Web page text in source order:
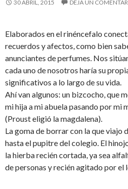
30 ABRIL, 2015 DEJA UN
Elaborados en el rinéncefalo
recuerdos y afectos, como bien
anunciantes de perfumes. Nos
cada uno de nosotros haría su
significativos a lo largo de su vida.
Ahí van algunos: un bizcocho, que
mi hija a mi abuela pasando por mi
(Proust eligió la magdalena).
La goma de borrar con la que viajo
hasta el pupitre del colegio. El
la hierba recién cortada, ya sea
de personas y recién agitado por el